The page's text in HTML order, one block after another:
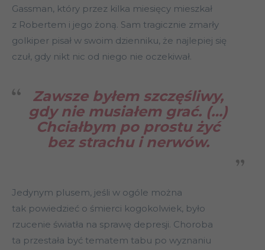
Gassman, który przez kilka miesięcy mieszkał
z Robertem i jego żoną. Sam tragicznie zmarły
golkiper pisał w swoim dzienniku, że najlepiej się
czuł, gdy nikt nic od niego nie oczekiwał.
Zawsze byłem szczęśliwy,
gdy nie musiałem grać. (…)
Chciałbym po prostu żyć
bez strachu i nerwów.
Jedynym plusem, jeśli w ogóle można
tak powiedzieć o śmierci kogokolwiek, było
rzucenie światła na sprawę depresji. Choroba
ta przestała być tematem tabu po wyznaniu